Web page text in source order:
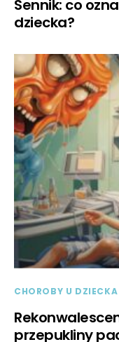
Sennik: co
dziecka?
CHOROBY U DZIECKA
przepukliny